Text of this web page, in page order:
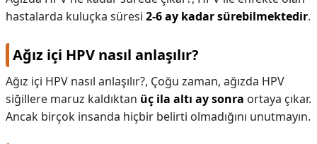
hastalarda kuluçka süresi 2-6 ay kadar sürebilmektedir.
Ağız içi HPV nasıl anlaşılır?
Ağız içi HPV nasıl anlaşılır?, Çoğu zaman, ağızda HPV
siğillere maruz kaldıktan üç ila altı ay sonra ortaya çıkar.
Ancak birçok insanda hiçbir belirti olmadığını unutmayın.